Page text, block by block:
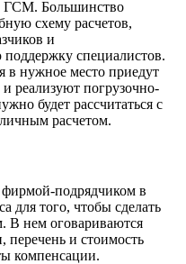
ГСМ. Большинство
схему расчетов,
и
специалистов.
в нужное место приедут
реализуют погрузочно-
будет рассчитаться с
расчетом.
фирмой-подрядчиком в
для того, чтобы сделать
В нем оговариваются
перечень и стоимость
компенсации.